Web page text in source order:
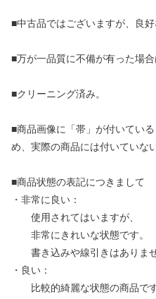
■中古品ではございますが、良好
■万が一品質に不備が有った場合
■クリーニング済み。
■商品画像に「帯」が付いてい
め、実際の商品には付いていな
■商品状態の表記につきまして
・非常に良い：
使用されてはいますが、
非常にきれいな状態です。
書き込みや線引きはありませ
・良い：
比較的綺麗な状態の商品です